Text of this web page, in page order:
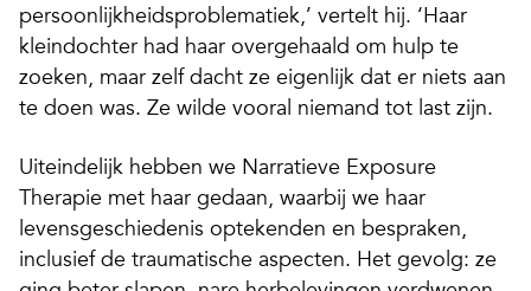
persoonlijkheidsproblematiek,’ vertelt hij. ‘Haar
kleindochter had haar overgehaald om hulp te
zoeken, maar zelf dacht ze eigenlijk dat er niets aan
te doen was. Ze wilde vooral niemand tot last zijn.
Uiteindelijk hebben we Narratieve Exposure
Therapie met haar gedaan, waarbij we haar
levensgeschiedenis optekenden en bespraken,
inclusief de traumatische aspecten. Het gevolg: ze